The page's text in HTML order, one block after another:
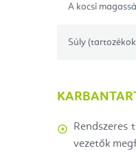
A kocsi
Súly
Rendszeres
vezetők